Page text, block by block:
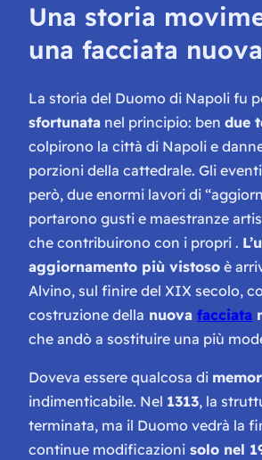
Una storia
una facciata nuova
La storia del Duomo di Napoli fu
sfortunata nel principio: ben due
colpirono la città di Napoli e
porzioni della cattedrale. Gli
però, due enormi lavori di
portarono gusti e maestranze
che contribuirono con i propri .
aggiornamento più vistoso è
Alvino, sul finire del XIX secolo,
costruzione della nuova facciata
che andò a sostituire una più
Doveva essere qualcosa di
indimenticabile. Nel 1313, la
terminata, ma il Duomo vedrà la
continue modificazioni solo nel